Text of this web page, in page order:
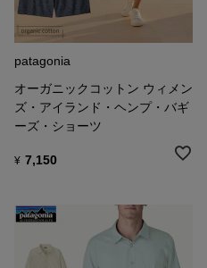
patagonia
オーガニックコットン ウィメン
ズ・アイランド・ヘンプ・バギ
ーズ・ショーツ
¥ 7,150